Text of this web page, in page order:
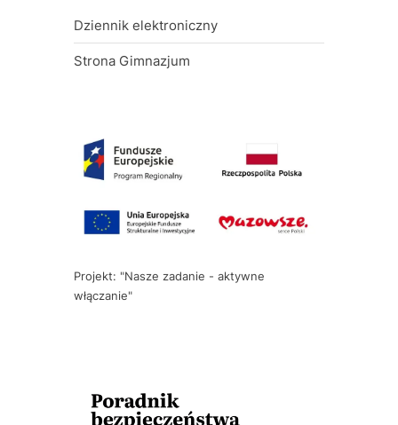
Dziennik elektroniczny
Strona Gimnazjum
Projekt: "Nasze zadanie - aktywne
włączanie"